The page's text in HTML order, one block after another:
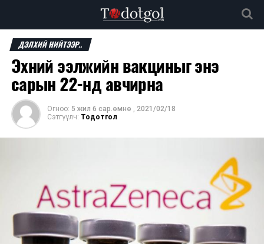
ДЭЛХИЙ НИЙТЭЭР..
Эхний ээлжийн вакциныг энэ
сарын 22-нд авчирна
Огноо: 5 жил 6 сар.өмнө , 2021/02/18
Сэтгүүлч: Тодотгол